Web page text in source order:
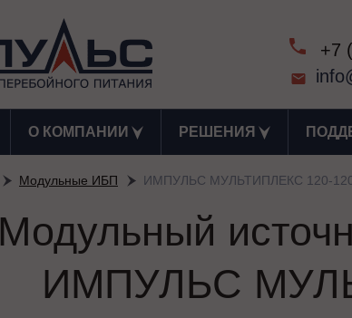
+7
О КОМПАНИИ РЕШЕНИЯ
Модульные ИБП ИМПУЛЬС МУЛЬТИПЛЕКС 120-
Модульный
ИМПУЛЬС